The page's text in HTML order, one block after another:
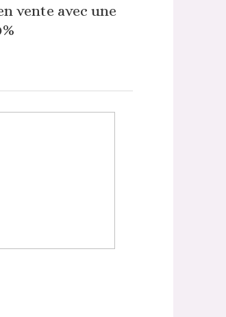
vente avec une